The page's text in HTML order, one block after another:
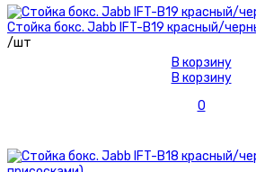
Стойка бокс. Jabb IFT-B19 красный/
/шт
В корзину
В корзину
0